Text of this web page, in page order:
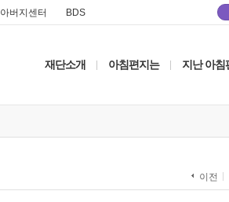
아버지센터 BDS
재단소개 아침편지는 지난 아침
이전